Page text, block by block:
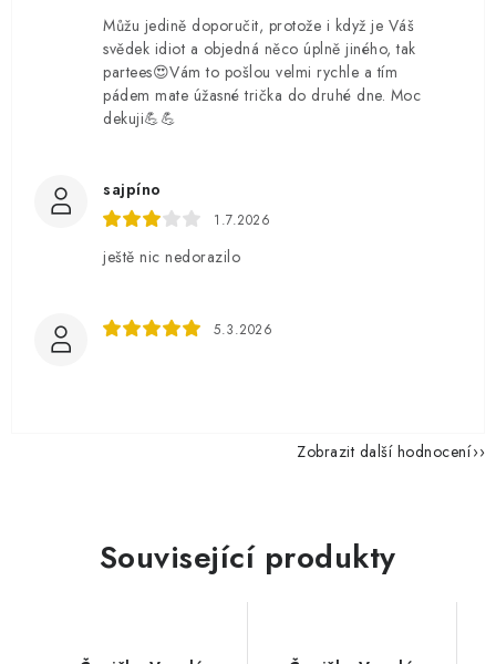
Můžu jedině doporučit, protože i když je Váš
svědek idiot a objedná něco úplně jiného, tak
partees😍Vám to pošlou velmi rychle a tím
pádem mate úžasné trička do druhé dne. Moc
dekuji💪💪
sajpíno
1.7.2026
ještě nic nedorazilo
5.3.2026
Zobrazit další hodnocení
Související produkty